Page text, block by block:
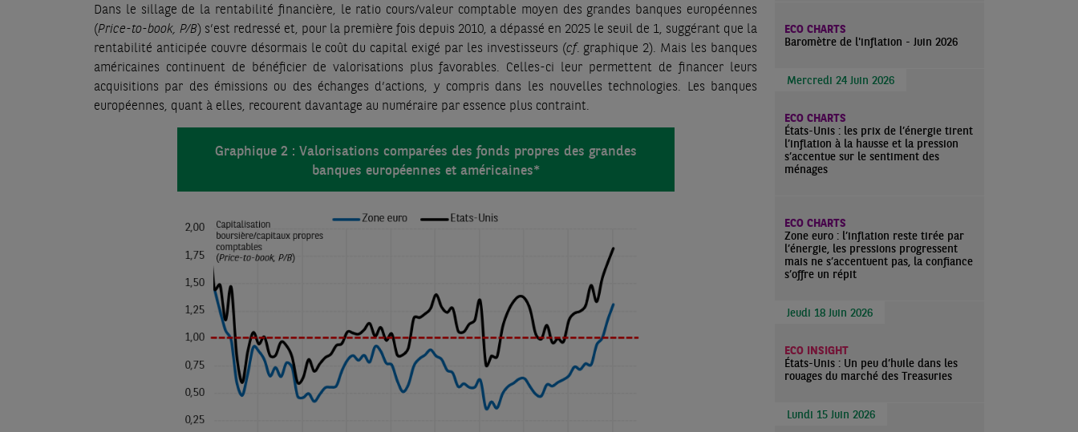
Dans le sillage de la rentabilité financière, le ratio cours/valeur comptable moyen des grandes banques européennes
(Price-to-book, P/B) s’est redressé et, pour la première fois depuis 2010, a dépassé en 2025 le seuil de 1, suggérant que la
rentabilité anticipée couvre désormais le coût du capital exigé par les investisseurs (cf. graphique 2). Mais les banques
américaines continuent de bénéficier de valorisations plus favorables. Celles-ci leur permettent de financer leurs
acquisitions par des émissions ou des échanges d’actions, y compris dans les nouvelles technologies. Les banques
européennes, quant à elles, recourent davantage au numéraire par essence plus contraint.
Graphique 2 : Valorisations comparées des fonds propres des grandes
banques européennes et américaines*
ECO CHARTS
Baromètre de l'inflation - Juin 2026
Mercredi 24 Juin 2026
ECO CHARTS
États-Unis : les prix de l’énergie tirent
l’inflation à la hausse et la pression
s’accentue sur le sentiment des
ménages
ECO CHARTS
Zone euro : l’inflation reste tirée par
l’énergie, les pressions progressent
mais ne s’accentuent pas, la confiance
s’offre un répit
Jeudi 18 Juin 2026
ECO INSIGHT
États-Unis : Un peu d’huile dans les
rouages du marché des Treasuries
Lundi 15 Juin 2026